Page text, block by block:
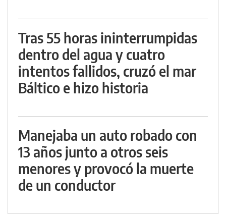
Tras 55 horas ininterrumpidas
dentro del agua y cuatro
intentos fallidos, cruzó el mar
Báltico e hizo historia
Manejaba un auto robado con
13 años junto a otros seis
menores y provocó la muerte
de un conductor